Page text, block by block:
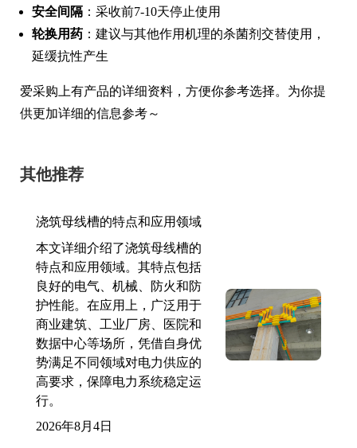
安全间隔 ：采收前7-10天停止使用
轮换用药 ：建议与其他作用机理的杀菌剂交替使用，
延缓抗性产生
爱采购上有产品的详细资料，方便你参考选择。为你提
供更加详细的信息参考～
其他推荐
浇筑母线槽的特点和应用领域
本文详细介绍了浇筑母线槽的
特点和应用领域。其特点包括
良好的电气、机械、防火和防
护性能。在应用上，广泛用于
商业建筑、工业厂房、医院和
数据中心等场所，凭借自身优
势满足不同领域对电力供应的
高要求，保障电力系统稳定运
行。
2026年8月4日